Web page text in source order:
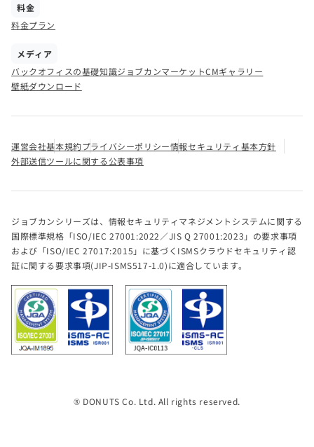
料金
料金プラン
メディア
バックオフィスの基礎知識ジョブカンマーケットCMギャラリー
壁紙ダウンロード
運営会社基本規約プライバシーポリシー情報セキュリティ基本方針
外部送信ツールに関する公表事項
ジョブカンシリーズは、情報セキュリティマネジメントシステムに関する
国際標準規格「ISO/IEC 27001:2022／JIS Q 27001:2023」の要求事項
および「ISO/IEC 27017:2015」に基づくISMSクラウドセキュリティ認
証に関する要求事項(JIP-ISMS517-1.0)に適合しています。
® DONUTS Co. Ltd. All rights reserved.